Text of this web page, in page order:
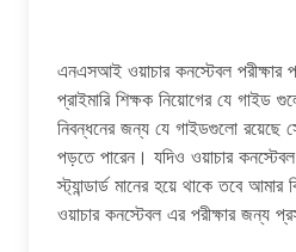
এনএসআই ওয়াচার কনস্টেবল
প্রাইমারি শিক্ষক নিয়োগের যে গাইড
নিবন্ধনের জন্য যে গাইডগুলো
পড়তে পারেন। যদিও ওয়াচার
স্ট্যান্ডার্ড মানের হয়ে থাকে তবে
ওয়াচার কনস্টেবল এর পরীক্ষার জন্য